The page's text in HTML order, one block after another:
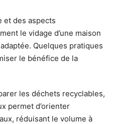
et des aspects
le vidage d’une maison
Quelques pratiques
le bénéfice de la
les déchets recyclables,
permet d’orienter
réduisant le volume à